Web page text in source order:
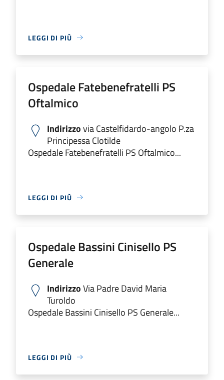
LEGGI DI PIÙ
Ospedale Fatebenefratelli PS
Oftalmico
Indirizzovia Castelfidardo-angolo P.za
Principessa Clotilde
Ospedale Fatebenefratelli PS Oftalmico...
LEGGI DI PIÙ
Ospedale Bassini Cinisello PS
Generale
IndirizzoVia Padre David Maria
Turoldo
Ospedale Bassini Cinisello PS Generale...
LEGGI DI PIÙ